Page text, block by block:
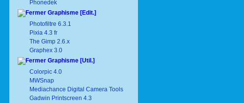
Phonedek
Graphisme [Edit.]
Photofiltre 6.3.1
Pixia 4.3 fr
The Gimp 2.6.x
Graphex 3.0
Graphisme [Util.]
Colorpic 4.0
MWSnap
Mediachance Digital Camera Tools
Gadwin Printscreen 4.3